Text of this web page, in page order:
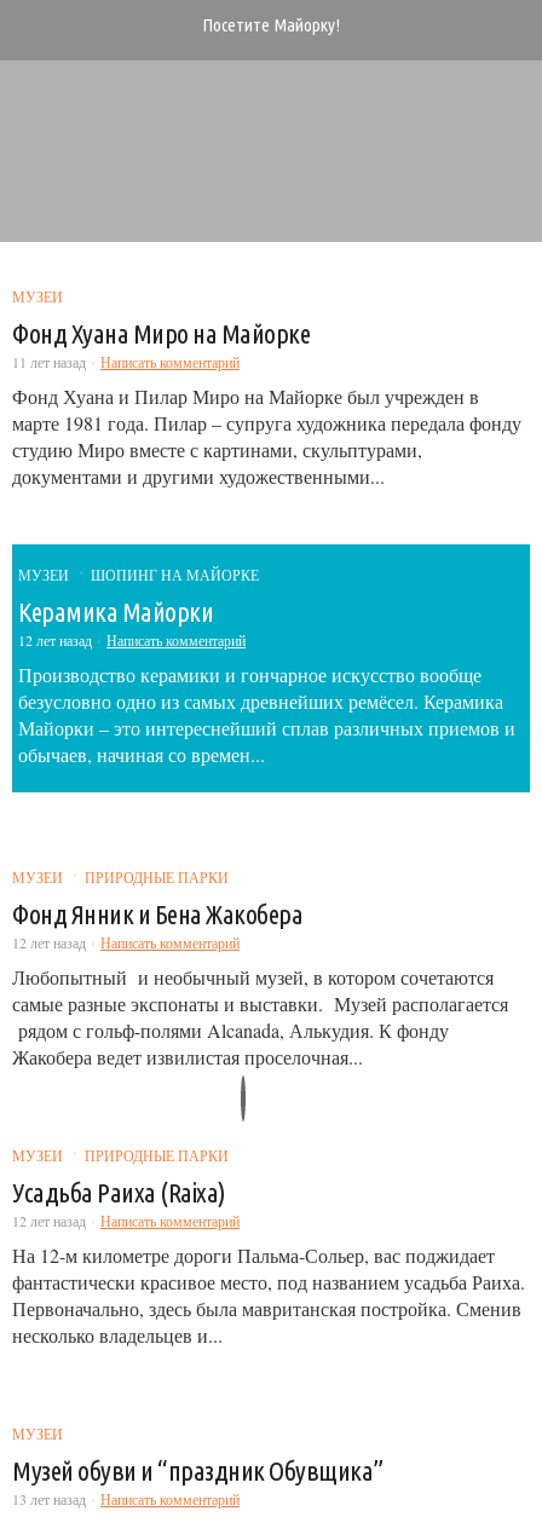
Посетите Майорку!
МУЗЕИ
Фонд Хуана Миро на Майорке
11 лет назад Написать комментарий
Фонд Хуана и Пилар Миро на Майорке был учрежден в
марте 1981 года. Пилар – супруга художника передала фонду
студию Миро вместе с картинами, скульптурами,
документами и другими художественными...
МУЗЕИ ШОПИНГ НА МАЙОРКЕ
Керамика Майорки
12 лет назад Написать комментарий
Производство керамики и гончарное искусство вообще
безусловно одно из самых древнейших ремёсел. Керамика
Майорки – это интереснейший сплав различных приемов и
обычаев, начиная со времен...
МУЗЕИ ПРИРОДНЫЕ ПАРКИ
Фонд Янник и Бена Жакобера
12 лет назад Написать комментарий
Любопытный и необычный музей, в котором сочетаются
самые разные экспонаты и выставки. Музей располагается
рядом с гольф-полями Alcanada, Алькудия. К фонду
Жакобера ведет извилистая проселочная...
МУЗЕИ ПРИРОДНЫЕ ПАРКИ
Усадьба Раиха (Raixa)
12 лет назад Написать комментарий
На 12-м километре дороги Пальма-Сольер, вас поджидает
фантастически красивое место, под названием усадьба Раиха.
Первоначально, здесь была мавританская постройка. Сменив
несколько владельцев и...
МУЗЕИ
Музей обуви и “праздник Обувщика”
13 лет назад Написать комментарий